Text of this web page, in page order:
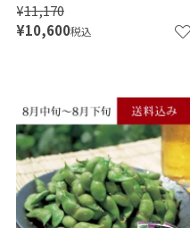
¥11,170
¥10,600税込